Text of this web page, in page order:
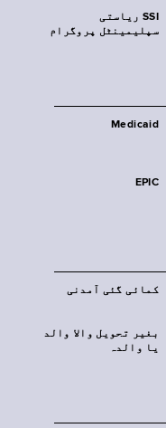
SSI ریاستی
سپلیمینٹل پروگرام
Medicaid
EPIC
کمائی گئی آمدنی
بغیر تحویل والا والد
یا والدہ